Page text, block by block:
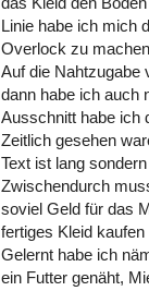
Linie habe ich mich
Overlock zu
Auf die Nahtzugabe
dann habe ich auch
Ausschnitt habe ich
Zeitlich gesehen
Text ist lang
Zwischendurch
soviel Geld für das
fertiges Kleid
Gelernt habe ich
ein Futter genäht,